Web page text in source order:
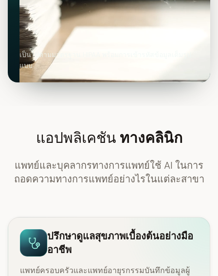
เป็นไปตามมาตรฐาน HIPAA พร้อมการเข้ารหัสข้อมูลเต็มรูป
แบบ
แอปพลิเคชัน ทางคลินิก
แพทย์และบุคลากรทางการแพทย์ใช้ AI ในการ
ถอดความทางการแพทย์อย่างไรในแต่ละสาขา
ปรึกษาดูแลสุขภาพเบื้องต้นอย่างมือ
อาชีพ
แพทย์ครอบครัวและแพทย์อายุรกรรมบันทึกข้อมูลผู้